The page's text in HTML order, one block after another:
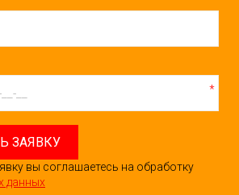
*
ЗАЯВКУ
вы соглашаетесь на обработку
данных